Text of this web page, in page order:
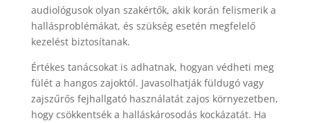
audiológusok olyan szakértők, akik korán felismerik a
hallásproblémákat, és szükség esetén megfelelő
kezelést biztosítanak.
Értékes tanácsokat is adhatnak, hogyan védheti meg
fülét a hangos zajoktól. Javasolhatják füldugó vagy
zajszűrős fejhallgató használatát zajos környezetben,
hogy csökkentsék a halláskárosodás kockázatát. Ha